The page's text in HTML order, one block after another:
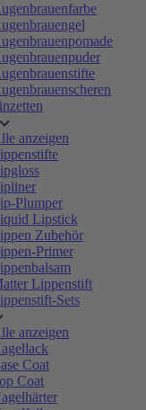
anzeigen
Plumper
Lipstick
Zubehör
Primer
Lippenstift
Sets
anzeigen
Coat
Coat